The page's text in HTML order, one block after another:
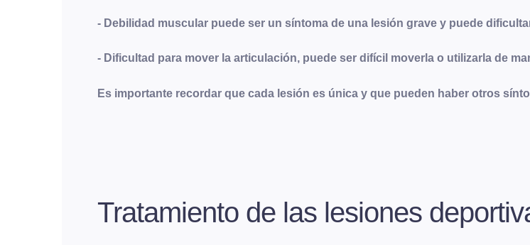
- Debilidad muscular puede ser un síntoma de una lesión grave y puede
- Dificultad para mover la articulación, puede ser difícil moverla o utilizarla de
Es importante recordar que cada lesión es única y que pueden haber otros
Tratamiento de las lesiones